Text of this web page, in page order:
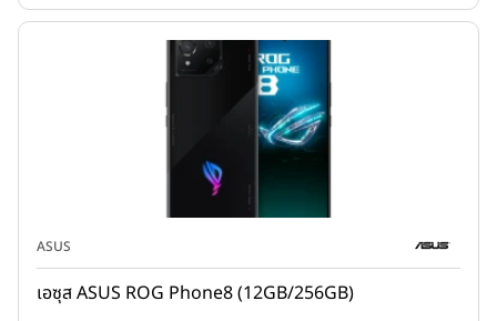
ASUS
เอซุส ASUS ROG Phone8 (12GB/256GB)